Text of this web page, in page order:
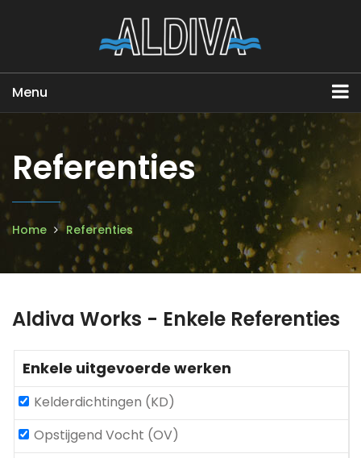
Menu
Referenties
Home Referenties
Aldiva Works - Enkele Referenties
Enkele uitgevoerde werken
Kelderdichtingen (KD)
Opstijgend Vocht (OV)